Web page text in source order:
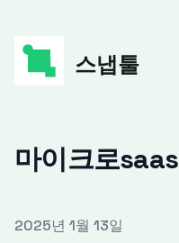
스냅툴
마이크로saas
Published on
2025년 1월 13일